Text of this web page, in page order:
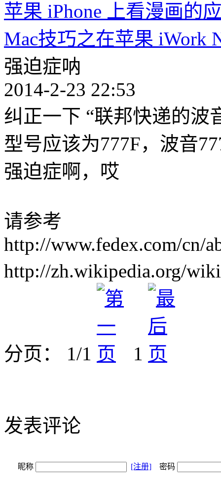
苹果 iPhone 上看漫画的
Mac技巧之在苹果 iWork
强迫症呐
2014-2-23 22:53
纠正一下 “联邦快递的波
型号应该为777F，波音
强迫症啊，哎
请参考
http://www.fedex.com/cn/
http://zh.wikipedia.org/
分页： 1/1 1
发表评论
昵称 [注册] 密码